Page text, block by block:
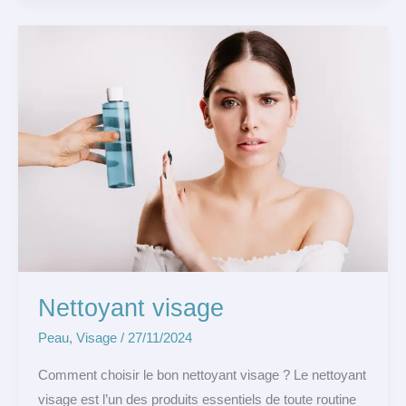
Nettoyant visage
Peau, Visage/ 27/11/2024
Comment choisir le bon nettoyant visage ? Le nettoyant
visage est l’un des produits essentiels de toute routine